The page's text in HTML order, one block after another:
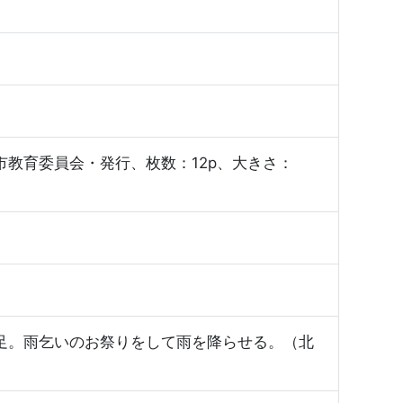
育委員会・発行、枚数：12p、大きさ：
雨乞いのお祭りをして雨を降らせる。（北